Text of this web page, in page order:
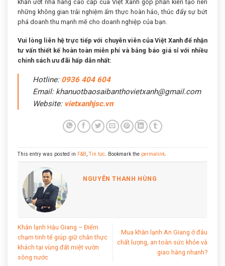
khăn ướt nhà hàng cao cấp của Việt Xanh góp phần kiến tạo nên
những không gian trải nghiệm ẩm thực hoàn hảo, thúc đẩy sự bứt
phá doanh thu mạnh mẽ cho doanh nghiệp của bạn.
Vui lòng liên hệ trực tiếp với chuyên viên của Việt Xanh để nhận
tư vấn thiết kế hoàn toàn miễn phí và bảng báo giá sỉ với nhiều
chính sách ưu đãi hấp dẫn nhất:
Hotline: 0936 404 604
Email: khanuotbaosaibanthovietxanh@gmail.com
Website: vietxanhjsc.vn
This entry was posted in F&B ,Tin tức . Bookmark the permalink
NGUYỄN THANH HÙNG
Khăn lạnh Hậu Giang – Điểm
chạm tinh tế giúp giữ chân thực
khách tại vùng đất miệt vườn
sông nước
Mua khăn lạnh An Giang ở đâu
chất lượng, an toàn sức khỏe và
giao hàng nhanh?